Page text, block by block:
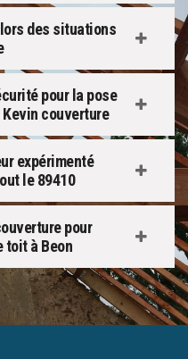
des situations
pour la pose
couverture
expérimenté
le 89410
pour
toit à Beon